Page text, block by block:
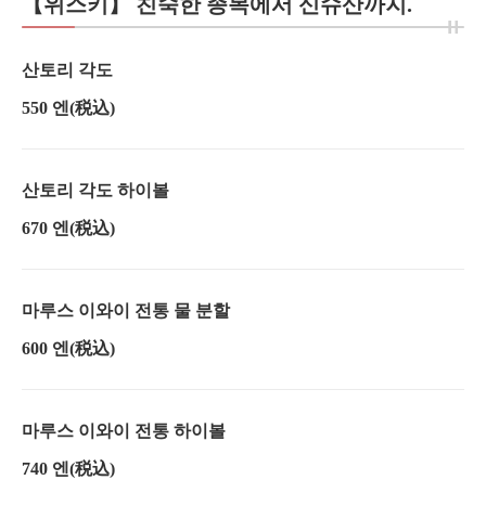
산토리 각도
550 엔 (税込)
산토리 각도 하이볼
670 엔 (税込)
마루스 이와이 전통 물 분할
600 엔 (税込)
마루스 이와이 전통 하이볼
740 엔 (税込)